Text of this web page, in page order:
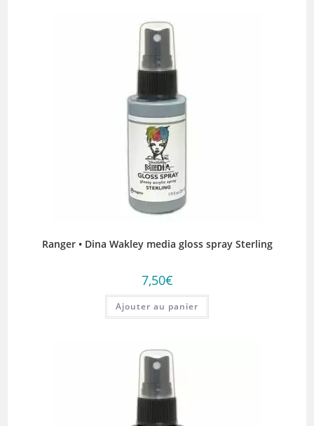
Ranger • Dina Wakley media gloss spray Sterling
7,50€
Ajouter au panier